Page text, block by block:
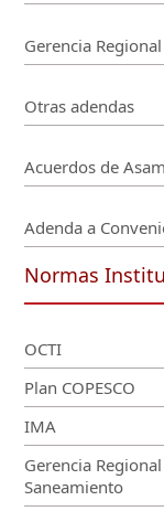
Gerencia
Otras adendas
Acuerdos de
Adenda a
Normas
OCTI
Plan COPESCO
IMA
Gerencia
Saneamiento